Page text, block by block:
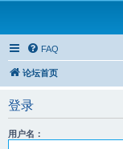
FAQ
论坛首页
登录
用户名：